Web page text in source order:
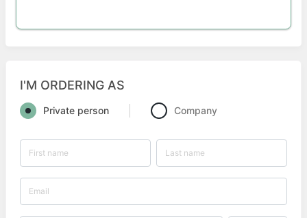
I'M ORDERING AS
Private person Company